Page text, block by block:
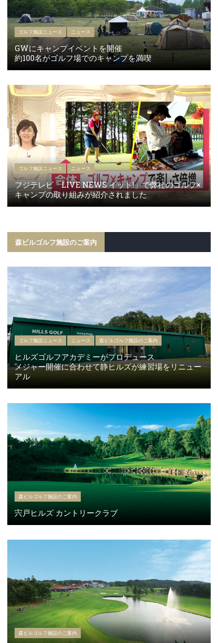
ゴルフ施設ニュース ニュース
GWにキャンプイベントを開催
約100名がゴルフ場でのキャンプを満喫
ゴルフ施設ニュース ニュース
フジテレビ「LIVE NEWS イット!」で弊社のゴルフ×
キャンプの取り組みが紹介されました
森ビルゴルフ施設のご案内
ゴルフ施設ニュース ニュース 森ビルゴルフ施設のご案内
ヒルズゴルフアカデミーがプロデュース
メジャー開催に合わせて静ヒルズが練習場をリニュー
アル
森ビルゴルフ施設のご案内
宍戸ヒルズ カントリークラブ
森ビルゴルフ施設のご案内